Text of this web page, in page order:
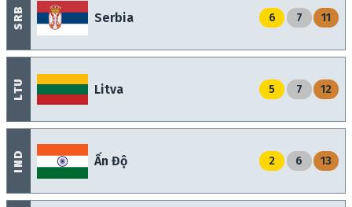
IND Ấn Độ 2 6 13
LTU Litva 5 7 12
SRB Serbia 6 7 11